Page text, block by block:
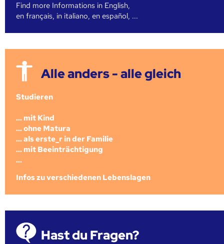
Find more Informations in English,
en français, in italiano, en español, ...
Alle anders - alle gleich
Studieren
... mit Kind
... ohne Matura
... als erste_r in der Familie
... mit Beeinträchtigung
...
Infos zu verschiedenen Lebenslagen
Hast du Fragen?